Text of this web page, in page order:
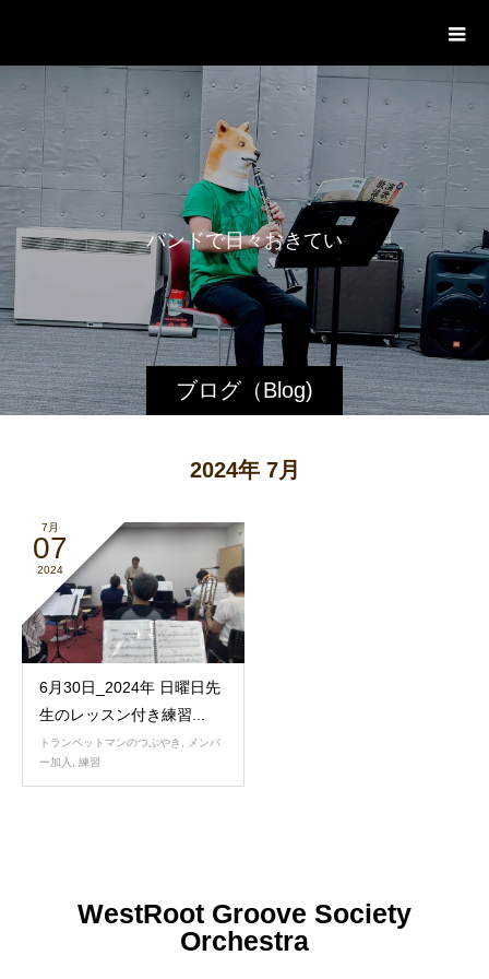
ブログ（Blog)
バンドで日々おきている
2024年 7月
7月
07
2024
6月30日_2024年 日曜日先
生のレッスン付き練習...
トランペットマンのつぶやき , メンバ
ー加入 , 練習
WestRoot Groove Society
Orchestra